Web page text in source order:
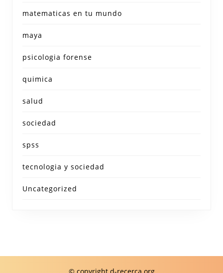
matematicas en tu mundo
maya
psicologia forense
quimica
salud
sociedad
spss
tecnologia y sociedad
Uncategorized